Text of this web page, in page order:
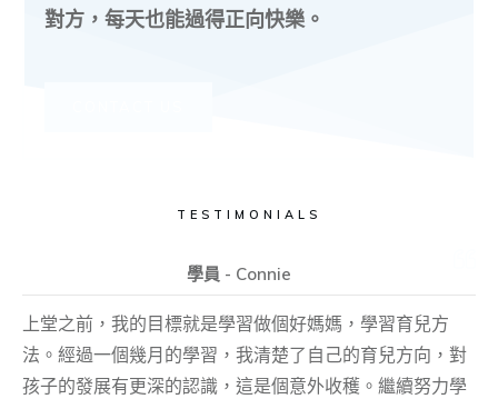
對方，每天也能過得正向快樂。
TESTIMONIALS
學員 - Connie
上堂之前，我的目標就是學習做個好媽媽，學習育兒方
法。經過一個幾月的學習，我清楚了自己的育兒方向，對
孩子的發展有更深的認識，這是個意外收穫。繼續努力學